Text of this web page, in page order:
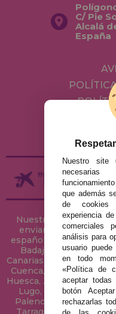
C/ Pie
Alcalá
España
ENVÍOS
Nuestra tienda de
enviamos tus
español: Álava,
Badajoz, Baleares,
Canarias, Cantabria,
Cuenca, Gerona,
Huesca, Jaén, La
Lugo, Madrid, Málaga,
Palencia, Pontevedra,
Tarragona, Tenerife,
Nuestro site
que además
de cookies
experiencia
comerciales
análisis para
usuario
en todo
«Política de
aceptar
botón
rechazarlas